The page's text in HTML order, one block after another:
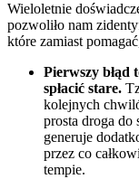
Wieloletnie
pozwoliło nam
które zamiast
Pierwszy błąd
spłacić stare.
kolejnych
prosta droga do
generuje
przez co
tempie.